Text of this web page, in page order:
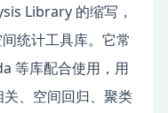
Library 的缩写，
统计工具库。它常
等库配合使用，用
、空间回归、聚类